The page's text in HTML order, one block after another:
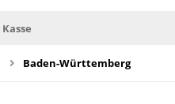
Kasse
Baden-Württemberg